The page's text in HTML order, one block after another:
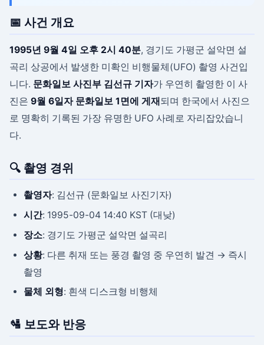
📅 사건 개요
1995년 9월 4일 오후 2시 40분, 경기도 가평군 설악면 설
곡리 상공에서 발생한 미확인 비행물체(UFO) 촬영 사건입
니다. 문화일보 사진부 김선규 기자가 우연히 촬영한 이 사
진은 9월 6일자 문화일보 1면에 게재되며 한국에서 사진으
로 명확히 기록된 가장 유명한 UFO 사례로 자리잡았습니
다.
🔍 촬영 경위
촬영자: 김선규 (문화일보 사진기자)
시간: 1995-09-04 14:40 KST (대낮)
장소: 경기도 가평군 설악면 설곡리
상황: 다른 취재 또는 풍경 촬영 중 우연히 발견 → 즉시
촬영
물체 외형: 흰색 디스크형 비행체
🛂 보도와 반응